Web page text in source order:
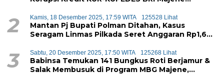
2 Kamis, 18 Desember 2025, 17:59 WITA 125528 Lihat
Mantan Pj Bupati Polman Ditahan, Kasus
Seragam Linmas Pilkada Seret Anggaran Rp1,6
3 Sabtu, 20 Desember 2025, 17:50 WITA 125268 Lihat
Babinsa Temukan 141 Bungkus Roti Berjamur &
Salak Membusuk di Program MBG Majene,